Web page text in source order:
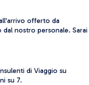
offerto da
dal nostro personale. Sarai
di Viaggio su
su 7.